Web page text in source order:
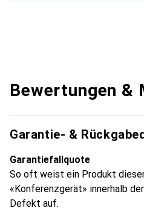
Bewertungen &
Garantie- &
Garantiefallquote
So oft weist ein Produkt
«Konferenzgerät» innerhalb
Defekt auf.